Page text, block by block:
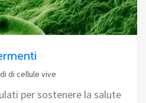
di cellule vive
per sostenere la salute